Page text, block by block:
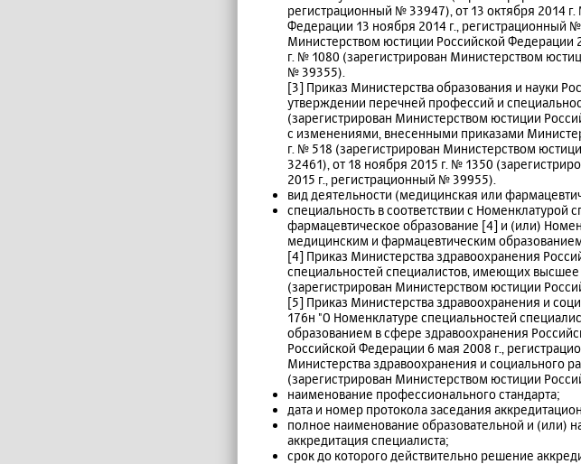
регистрационный № 33947), от 13 октября 2014
Федерации 13 ноября 2014 г., регистрационный
Министерством юстиции Российской Федерации
г. № 1080 (зарегистрирован Министерством
№ 39355).
[3] Приказ Министерства образования и науки
утверждении перечней профессий и
(зарегистрирован Министерством юстиции
с изменениями, внесенными приказами
г. № 518 (зарегистрирован Министерством
32461), от 18 ноября 2015 г. № 1350
2015 г., регистрационный № 39955).
вид деятельности (медицинская или
специальность в соответствии с
фармацевтическое образование [4] и (или)
медицинским и фармацевтическим
[4] Приказ Министерства здравоохранения
специальностей специалистов, имеющих
(зарегистрирован Министерством юстиции
[5] Приказ Министерства здравоохранения и
176н "О Номенклатуре специальностей
образованием в сфере здравоохранения
Российской Федерации 6 мая 2008 г.,
Министерства здравоохранения и социального
(зарегистрирован Министерством юстиции
наименование профессионального стандарта;
дата и номер протокола заседания
полное наименование образовательной и (или)
аккредитация специалиста;
срок до которого действительно решение